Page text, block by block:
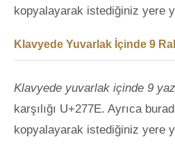
kopyalayarak istediğiniz yere
Klavyede Yuvarlak İçinde 9
Klavyede yuvarlak içinde 9
karşılığı U+277E. Ayrıca
kopyalayarak istediğiniz yere